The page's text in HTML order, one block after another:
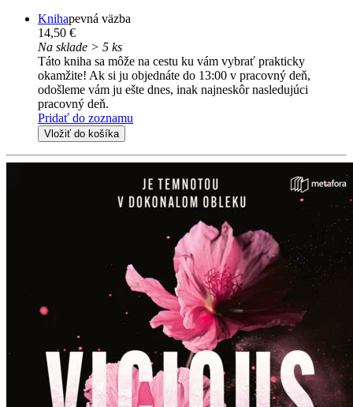
Knihapevná väzba
14,50 €
Na sklade > 5 ks
Táto kniha sa môže na cestu ku vám vybrať prakticky
okamžite! Ak si ju objednáte do 13:00 v pracovný deň,
odošleme vám ju ešte dnes, inak najneskôr nasledujúci
pracovný deň.
Pridať do zoznamu
Vložiť do košíka